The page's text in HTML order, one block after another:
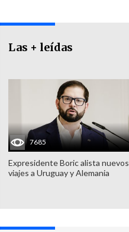
Las + leídas
7685
Expresidente Boric alista nuevos
viajes a Uruguay y Alemania